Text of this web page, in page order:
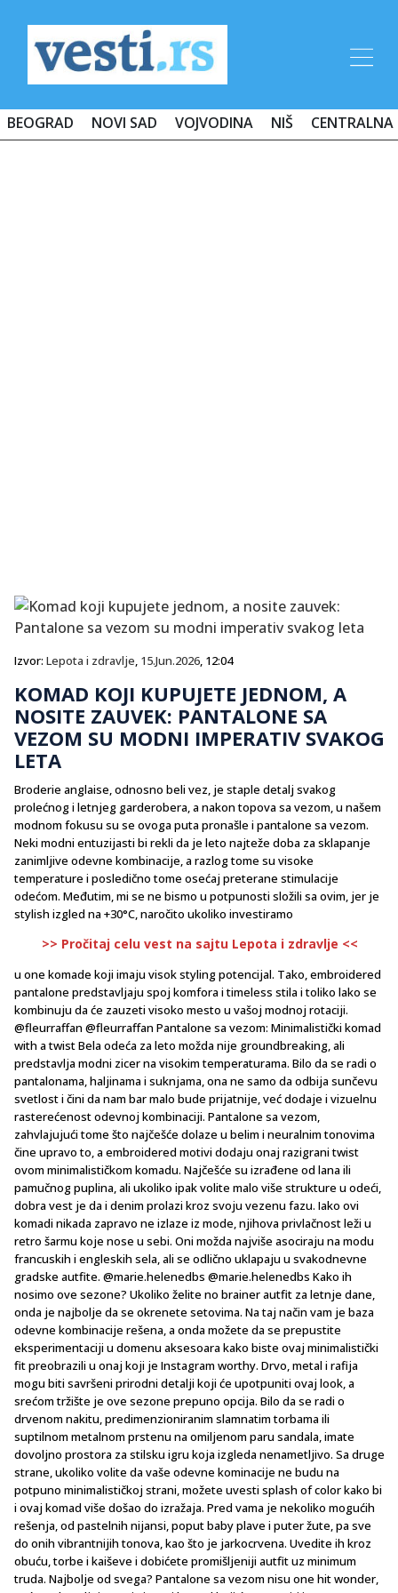
BEOGRAD NOVI SAD VOJVODINA NIŠ CENTRALNA
Izvor: Lepota i zdravlje, 15.Jun.2026, 12:04
KOMAD KOJI KUPUJETE JEDNOM, A
NOSITE ZAUVEK: PANTALONE SA
VEZOM SU MODNI IMPERATIV SVAKOG
LETA
Broderie anglaise, odnosno beli vez, je staple detalj svakog
prolećnog i letnjeg garderobera, a nakon topova sa vezom, u našem
modnom fokusu su se ovoga puta pronašle i pantalone sa vezom.
Neki modni entuzijasti bi rekli da je leto najteže doba za sklapanje
zanimljive odevne kombinacije, a razlog tome su visoke
temperature i posledično tome osećaj preterane stimulacije
odećom. Međutim, mi se ne bismo u potpunosti složili sa ovim, jer je
stylish izgled na +30°C, naročito ukoliko investiramo
>> Pročitaj celu vest na sajtu Lepota i zdravlje <<
u one komade koji imaju visok styling potencijal. Tako, embroidered
pantalone predstavljaju spoj komfora i timeless stila i toliko lako se
kombinuju da će zauzeti visoko mesto u vašoj modnoj rotaciji.
@fleurraffan @fleurraffan Pantalone sa vezom: Minimalistički komad
with a twist Bela odeća za leto možda nije groundbreaking, ali
predstavlja modni zicer na visokim temperaturama. Bilo da se radi o
pantalonama, haljinama i suknjama, ona ne samo da odbija sunčevu
svetlost i čini da nam bar malo bude prijatnije, već dodaje i vizuelnu
rasterećenost odevnoj kombinaciji. Pantalone sa vezom,
zahvlajujući tome što najčešće dolaze u belim i neuralnim tonovima
čine upravo to, a embroidered motivi dodaju onaj razigrani twist
ovom minimalističkom komadu. Najčešće su izrađene od lana ili
pamučnog puplina, ali ukoliko ipak volite malo više strukture u odeći,
dobra vest je da i denim prolazi kroz svoju vezenu fazu. Iako ovi
komadi nikada zapravo ne izlaze iz mode, njihova privlačnost leži u
retro šarmu koje nose u sebi. Oni možda najviše asociraju na modu
francuskih i engleskih sela, ali se odlično uklapaju u svakodnevne
gradske autfite. @marie.helenedbs @marie.helenedbs Kako ih
nosimo ove sezone? Ukoliko želite no brainer autfit za letnje dane,
onda je najbolje da se okrenete setovima. Na taj način vam je baza
odevne kombinacije rešena, a onda možete da se prepustite
eksperimentaciji u domenu aksesoara kako biste ovaj minimalistički
fit preobrazili u onaj koji je Instagram worthy. Drvo, metal i rafija
mogu biti savršeni prirodni detalji koji će upotpuniti ovaj look, a
srećom tržište je ove sezone prepuno opcija. Bilo da se radi o
drvenom nakitu, predimenzioniranim slamnatim torbama ili
suptilnom metalnom prstenu na omiljenom paru sandala, imate
dovoljno prostora za stilsku igru koja izgleda nenametljivo. Sa druge
strane, ukoliko volite da vaše odevne kominacije ne budu na
potpuno minimalističkoj strani, možete uvesti splash of color kako bi
i ovaj komad više došao do izražaja. Pred vama je nekoliko mogućih
rešenja, od pastelnih nijansi, poput baby plave i puter žute, pa sve
do onih vibrantnijih tonova, kao što je jarkocrvena. Uvedite ih kroz
obuću, torbe i kaiševe i dobićete promišljeniji autfit uz minimum
truda. Najbolje od svega? Pantalone sa vezom nisu one hit wonder,